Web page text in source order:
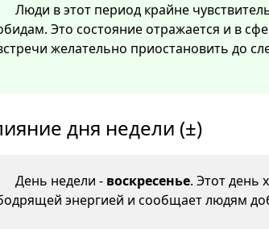
Люди в этот период крайне
Это состояние отражается и в
желательно приостановить до
дня недели (±)
День недели - воскресенье. Этот день
энергией и сообщает людям